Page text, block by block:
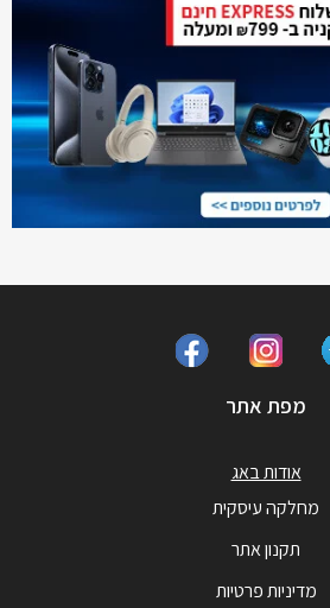
מפת אתר
אודות באג
מחלקה עיסקית
תקנון אתר
מדיניות פרטיות